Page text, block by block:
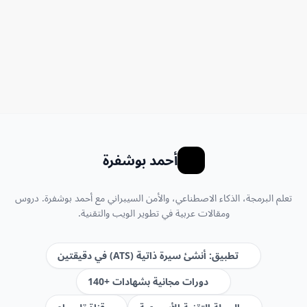
أحمد بوشفرة
تعلم البرمجة، الذكاء الاصطناعي، والأمن السيبراني مع أحمد بوشفرة. دروس
ومقالات عربية في تطوير الويب والتقنية.
تطبيق: أنشئ سيرة ذاتية (ATS) في دقيقتين
دورات مجانية بشهادات +140